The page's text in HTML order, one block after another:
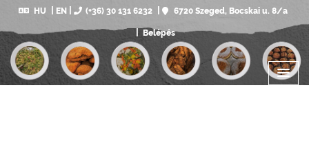
HU EN (+36) 30 131 6232 6720 Szeged, Bocskai u. 8/a
Belépés